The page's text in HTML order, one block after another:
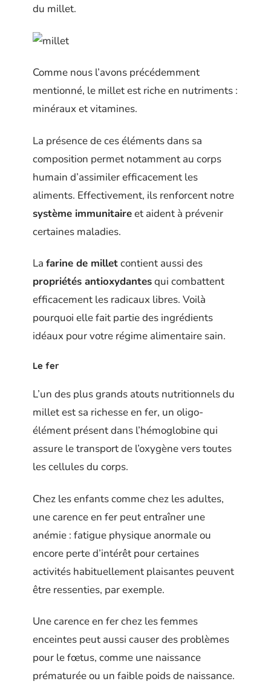
du millet.
Comme nous l’avons précédemment
mentionné, le millet est riche en nutriments :
minéraux et vitamines.
La présence de ces éléments dans sa
composition permet notamment au corps
humain d’assimiler efficacement les
aliments. Effectivement, ils renforcent notre
système immunitaireet aident à prévenir
certaines maladies.
La farine de milletcontient aussi des
propriétés antioxydantesqui combattent
efficacement les radicaux libres. Voilà
pourquoi elle fait partie des ingrédients
idéaux pour votre régime alimentaire sain.
Le fer
L’un des plus grands atouts nutritionnels du
millet est sa richesse en fer, un oligo-
élément présent dans l’hémoglobine qui
assure le transport de l’oxygène vers toutes
les cellules du corps.
Chez les enfants comme chez les adultes,
une carence en fer peut entraîner une
anémie : fatigue physique anormale ou
encore perte d’intérêt pour certaines
activités habituellement plaisantes peuvent
être ressenties, par exemple.
Une carence en fer chez les femmes
enceintes peut aussi causer des problèmes
pour le fœtus, comme une naissance
prématurée ou un faible poids de naissance.